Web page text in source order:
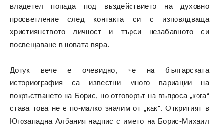
владетел попада под въздействието на духовно
просветление след контакта си с изповядваща
християнството личност и търси незабавното си
посвещаване в новата вяра.
Дотук вече е очевидно, че на българската
историография са известни много вариации на
покръстването на Борис, но отговорът на въпроса „кога“
става това не е по-малко значим от „как“. Откритият в
Югозападна Албания надпис с името на Борис-Михаил